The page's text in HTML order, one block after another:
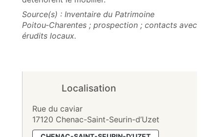
Source(s) : Inventaire du Patrimoine
Poitou‑Charentes ; prospection ; contacts avec
érudits locaux.
Localisation
Rue du caviar
17120 Chenac-Saint-Seurin-d’Uzet